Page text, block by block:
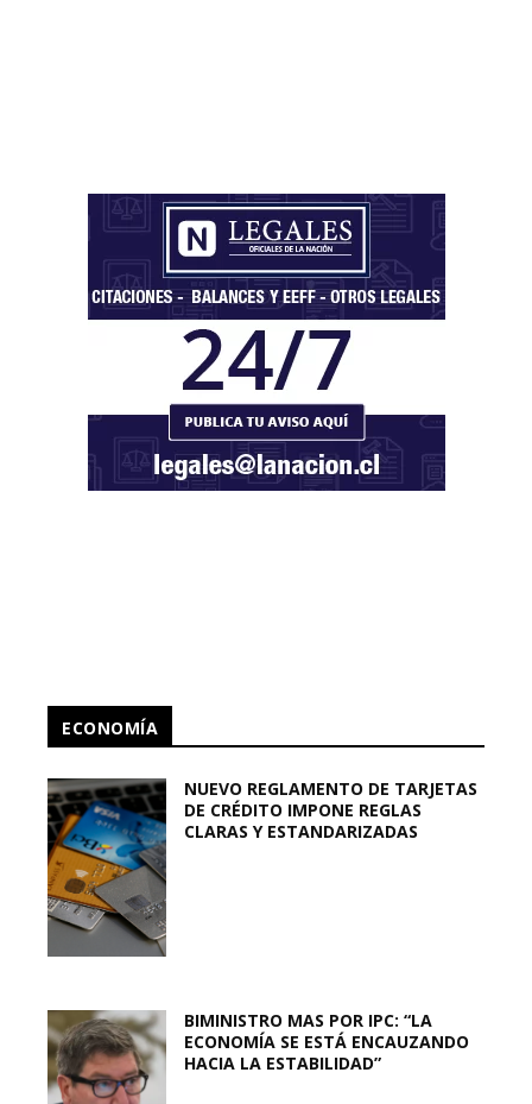
ECONOMÍA
NUEVO REGLAMENTO DE TARJETAS
DE CRÉDITO IMPONE REGLAS
CLARAS Y ESTANDARIZADAS
BIMINISTRO MAS POR IPC: “LA
ECONOMÍA SE ESTÁ ENCAUZANDO
HACIA LA ESTABILIDAD”